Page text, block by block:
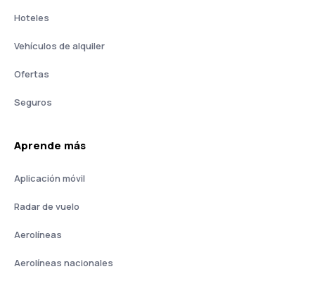
Hoteles
Vehículos de alquiler
Ofertas
Seguros
Aprende más
Aplicación móvil
Radar de vuelo
Aerolíneas
Aerolíneas nacionales